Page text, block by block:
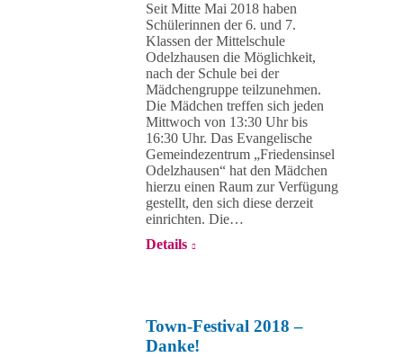
Seit Mitte Mai 2018 haben
Schülerinnen der 6. und 7.
Klassen der Mittelschule
Odelzhausen die Möglichkeit,
nach der Schule bei der
Mädchengruppe teilzunehmen.
Die Mädchen treffen sich jeden
Mittwoch von 13:30 Uhr bis
16:30 Uhr. Das Evangelische
Gemeindezentrum „Friedensinsel
Odelzhausen“ hat den Mädchen
hierzu einen Raum zur Verfügung
gestellt, den sich diese derzeit
einrichten. Die…
Details
Town-Festival 2018 –
Danke!